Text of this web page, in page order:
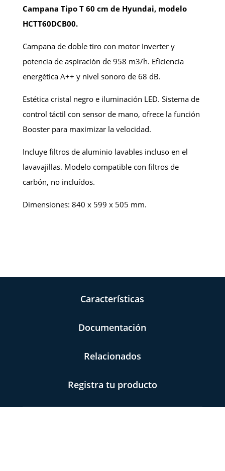
Campana Tipo T 60 cm de Hyundai, modelo
HCTT60DCB00.
Campana de doble tiro con motor Inverter y
potencia de aspiración de 958 m3/h. Eficiencia
energética A++ y nivel sonoro de 68 dB.
Estética cristal negro e iluminación LED. Sistema de
control táctil con sensor de mano, ofrece la función
Booster para maximizar la velocidad.
Incluye filtros de aluminio lavables incluso en el
lavavajillas. Modelo compatible con filtros de
carbón, no incluídos.
Dimensiones: 840 x 599 x 505 mm.
Características
Documentación
Relacionados
Registra tu producto